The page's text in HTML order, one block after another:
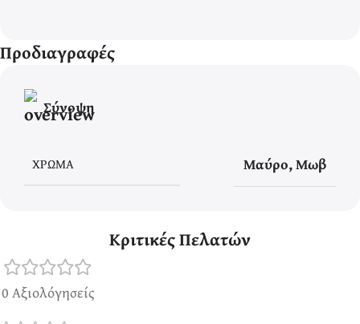
Προδιαγραφές
Σύνοψη
ΧΡΏΜΑ Μαύρο,Μωβ
Κριτικές Πελατών
0 Αξιολόγησείς